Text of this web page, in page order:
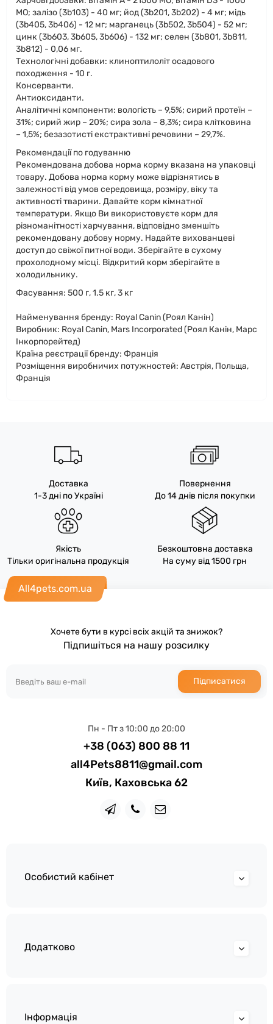
MO; залiзо (3b103) - 40 мг; йод (3b201, 3b202) - 4 мг; мiдь
(3b405, 3b406) - 12 мг; марганець (3b502, 3b504) - 52 мг;
цинк (3b603, 3b605, 3b606) - 132 мг; селен (3b801, 3b811,
3b812) - 0,06 мг.
Технологічні добавки: клиноптилоліт осадового
походження - 10 г.
Консерванти.
Aнтиоксиданти.
Аналітичні компоненти: вологість – 9,5%; сирий протеїн –
31%; сирий жир – 20%; сира зола – 8,3%; сира клітковина
– 1,5%; безазотисті екстрактивні речовини – 29,7%.
Рекомендації по годуванню
Рекомендована добова норма корму вказана на упаковці
товару. Добова норма корму може відрізнятись в
залежності від умов середовища, розміру, віку та
активності тварини. Давайте корм кімнатної
температури. Якщо Ви використовуєте корм для
різноманітності харчування, відповідно зменшіть
рекомендовану добову норму. Надайте вихованцеві
доступ до свіжої питної води. Зберігайте в сухому
прохолодному місці. Відкритий корм зберігайте в
холодильнику.
Фасування: 500 г, 1.5 кг, 3 кг
Найменування бренду: Royal Canin (Роял Канін)
Виробник: Royal Canin, Mars Incorporated (Роял Канін, Марс
Інкорпорейтед)
Країна реєстрації бренду: Франція
Розміщення виробничих потужностей: Австрія, Польща,
Франція
Доставка
1-3 дні по Україні
Повернення
До 14 днів після покупки
Якість
Тільки оригінальна продукція
Безкоштовна доставка
На суму від 1500 грн
All4pets.com.ua
Хочете бути в курсі всіх акцій та знижок?
Підпишіться на нашу розсилку
Підписатися
Пн - Пт з 10:00 до 20:00
+38 (063) 800 88 11
all4Pets8811@gmail.com
Київ, Каховська 62
Особистий кабінет
Додатково
Інформація